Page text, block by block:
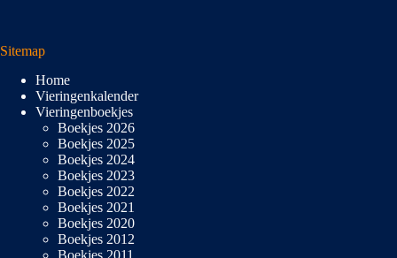
Sitemap
Home
Vieringenkalender
Vieringenboekjes
Boekjes 2026
Boekjes 2025
Boekjes 2024
Boekjes 2023
Boekjes 2022
Boekjes 2021
Boekjes 2020
Boekjes 2012
Boekjes 2011